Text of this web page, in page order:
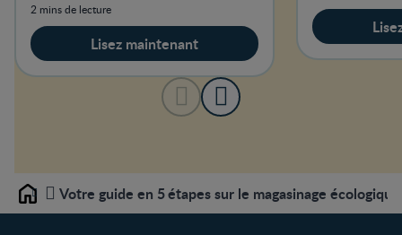
2 mins de lecture
Lisez maintenant
Home Votre guide en 5 étapes sur le magasinage écologique